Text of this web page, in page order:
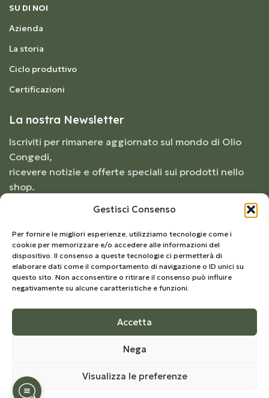
Gestisci Consenso
Per fornire le migliori esperienze, utilizziamo tecnologie come i
cookie per memorizzare e/o accedere alle informazioni del
dispositivo. Il consenso a queste tecnologie ci permetterà di
elaborare dati come il comportamento di navigazione o ID unici su
questo sito. Non acconsentire o ritirare il consenso può influire
negativamente su alcune caratteristiche e funzioni.
Accetta
Nega
Visualizza le preferenze
SU DI NOI
Azienda
La storia
Ciclo produttivo
Certificazioni
La nostra Newsletter
Iscriviti per rimanere aggiornato sul mondo di Olio
Congedi,
ricevere notizie e offerte speciali sui prodotti nello
shop.
© 2026Frantoio Congedi– Tutti i diritti riservati |
Develop byKreo Studio